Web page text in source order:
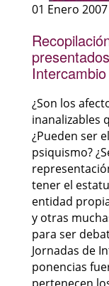
01 Enero 2007
¿Son los
inanalizables
¿Pueden ser
psiquismo?
tener el
entidad
y otras
para ser
Jornadas de
ponencias